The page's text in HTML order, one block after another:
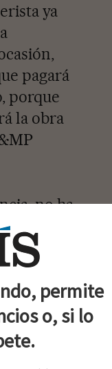
ya
pagará
porque
la obra
no ha
la
rentable',
la
permite
o, si lo